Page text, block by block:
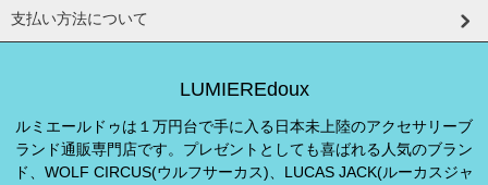
支払い方法について
LUMIEREdoux
ルミエールドゥは１万円台で手に入る日本未上陸のアクセサリーブ
ランド通販専門店です。プレゼントとしても喜ばれる人気のブラン
ド、WOLF CIRCUS(ウルフサーカス)、LUCAS JACK(ルーカスジャ